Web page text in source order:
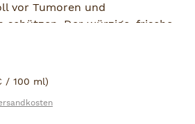
vor Tumoren und
schützen. Der würzige, frische,
und hat auch aphrodisierende
/ 100 ml)